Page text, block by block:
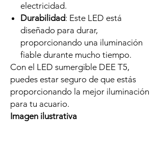
electricidad.
Durabilidad: Este LED está
diseñado para durar,
proporcionando una iluminación
fiable durante mucho tiempo.
Con el LED sumergible DEE T5,
puedes estar seguro de que estás
proporcionando la mejor iluminación
para tu acuario.
Imagen ilustrativa